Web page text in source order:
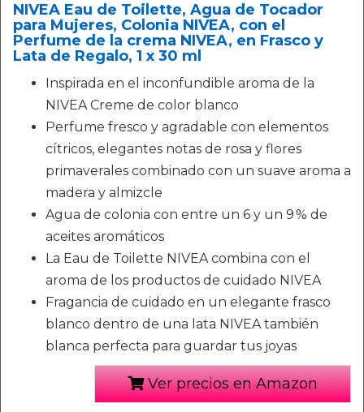
NIVEA Eau de Toilette, Agua de Tocador
para Mujeres, Colonia NIVEA, con el
Perfume de la crema NIVEA, en Frasco y
Lata de Regalo, 1 x 30 ml
Inspirada en el inconfundible aroma de la
NIVEA Creme de color blanco
Perfume fresco y agradable con elementos
cítricos, elegantes notas de rosa y flores
primaverales combinado con un suave aroma a
madera y almizcle
Agua de colonia con entre un 6 y un 9 % de
aceites aromáticos
La Eau de Toilette NIVEA combina con el
aroma de los productos de cuidado NIVEA
Fragancia de cuidado en un elegante frasco
blanco dentro de una lata NIVEA también
blanca perfecta para guardar tus joyas
Ver precios en Amazon